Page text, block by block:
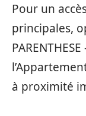
Pour un
principales,
à proximité